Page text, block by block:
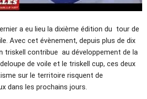
a eu lieu la dixième édition du tour de
Avec cet évènement, depuis plus de dix
triskell contribue au développement de la
de voile et le triskell cup, ces deux
sur le territoire risquent de
dans les prochains jours.